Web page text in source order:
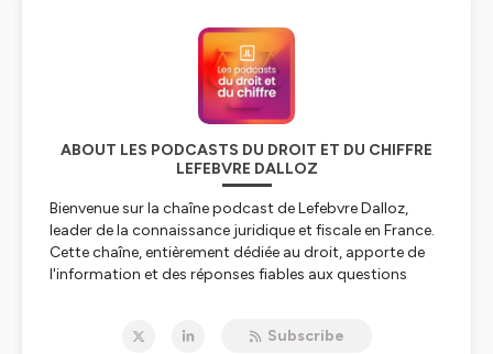
ABOUT LES PODCASTS DU DROIT ET DU CHIFFRE
LEFEBVRE DALLOZ
Bienvenue sur la chaîne podcast de Lefebvre Dalloz,
leader de la connaissance juridique et fiscale en France.
Cette chaîne, entièrement dédiée au droit, apporte de
l'information et des réponses fiables aux questions
comptable, droit pénal, droit civil, droit public mais
Subscribe